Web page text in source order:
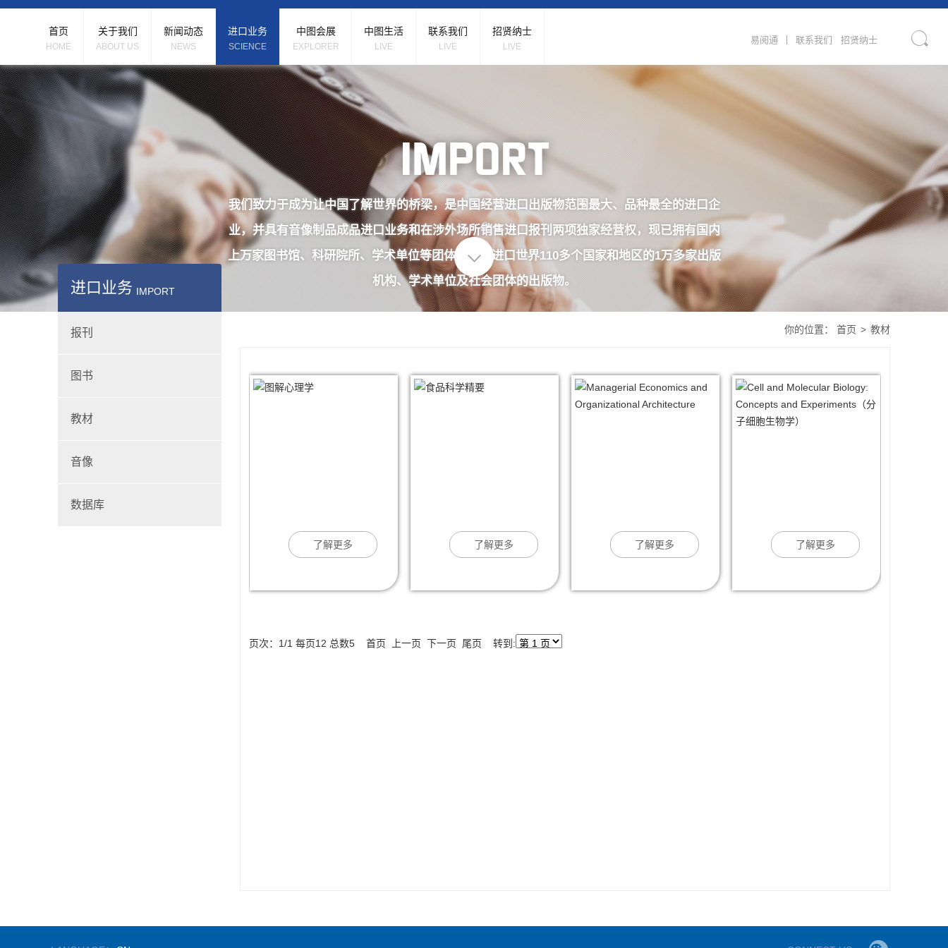
首页
HOME
关于我们
ABOUT US
新闻动态
NEWS
进口业务
SCIENCE
中图会展
EXPLORER
中图生活
LIVE
联系我们
LIVE
招贤纳士
LIVE
易阅通 联系我们 招贤纳士
我们致力于成为让中国了解世界的桥梁，是中国经营进口出版物范围最大、品种最全的进口企
业，并具有音像制品成品进口业务和在涉外场所销售进口报刊两项独家经营权，现已拥有国内
上万家图书馆、科研院所、学术单位等团体客户，进口世界110多个国家和地区的1万多家出版
机构、学术单位及社会团体的出版物。
进口业务 IMPORT
报刊
图书
教材
音像
数据库
你的位置： 首页 > 教材
了解更多 了解更多 了解更多 了解更多
页次：1/1 每页12 总数5 首页 上一页 下一页 尾页 转到: